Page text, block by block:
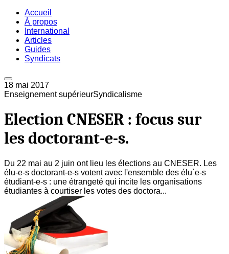
Accueil
À propos
International
Articles
Guides
Syndicats
18 mai 2017
Enseignement supérieurSyndicalisme
Election CNESER : focus sur
les doctorant-e-s.
Du 22 mai au 2 juin ont lieu les élections au CNESER. Les
élu-e-s doctorant-e-s votent avec l'ensemble des élu`e-s
étudiant-e-s : une étrangeté qui incite les organisations
étudiantes à courtiser les votes des doctora...